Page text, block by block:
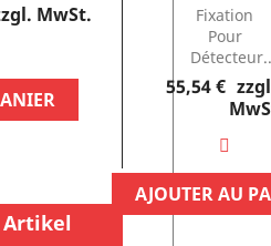
MwSt. 449,95 €Fixation
Pour
Preis
55,54 €
AJOUTER AU